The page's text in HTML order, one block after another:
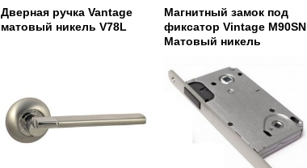
Дверная ручка Vantage
матовый никель V78L
Магнитный замок под
фиксатор Vintage M90SN
Матовый никель